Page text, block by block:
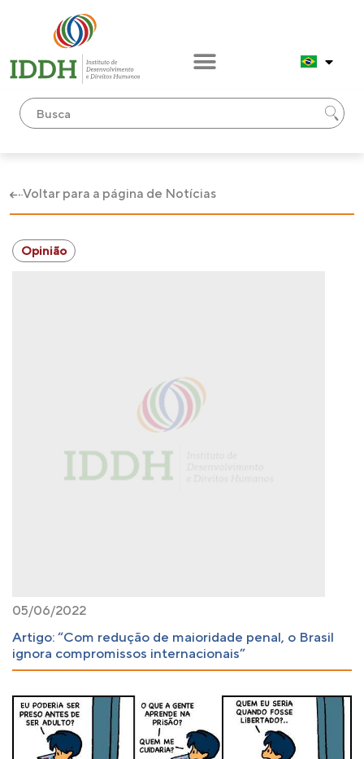
Voltar para a página de Notícias
Opinião
05/06/2022
Artigo: “Com redução de maioridade penal, o Brasil
ignora compromissos internacionais”